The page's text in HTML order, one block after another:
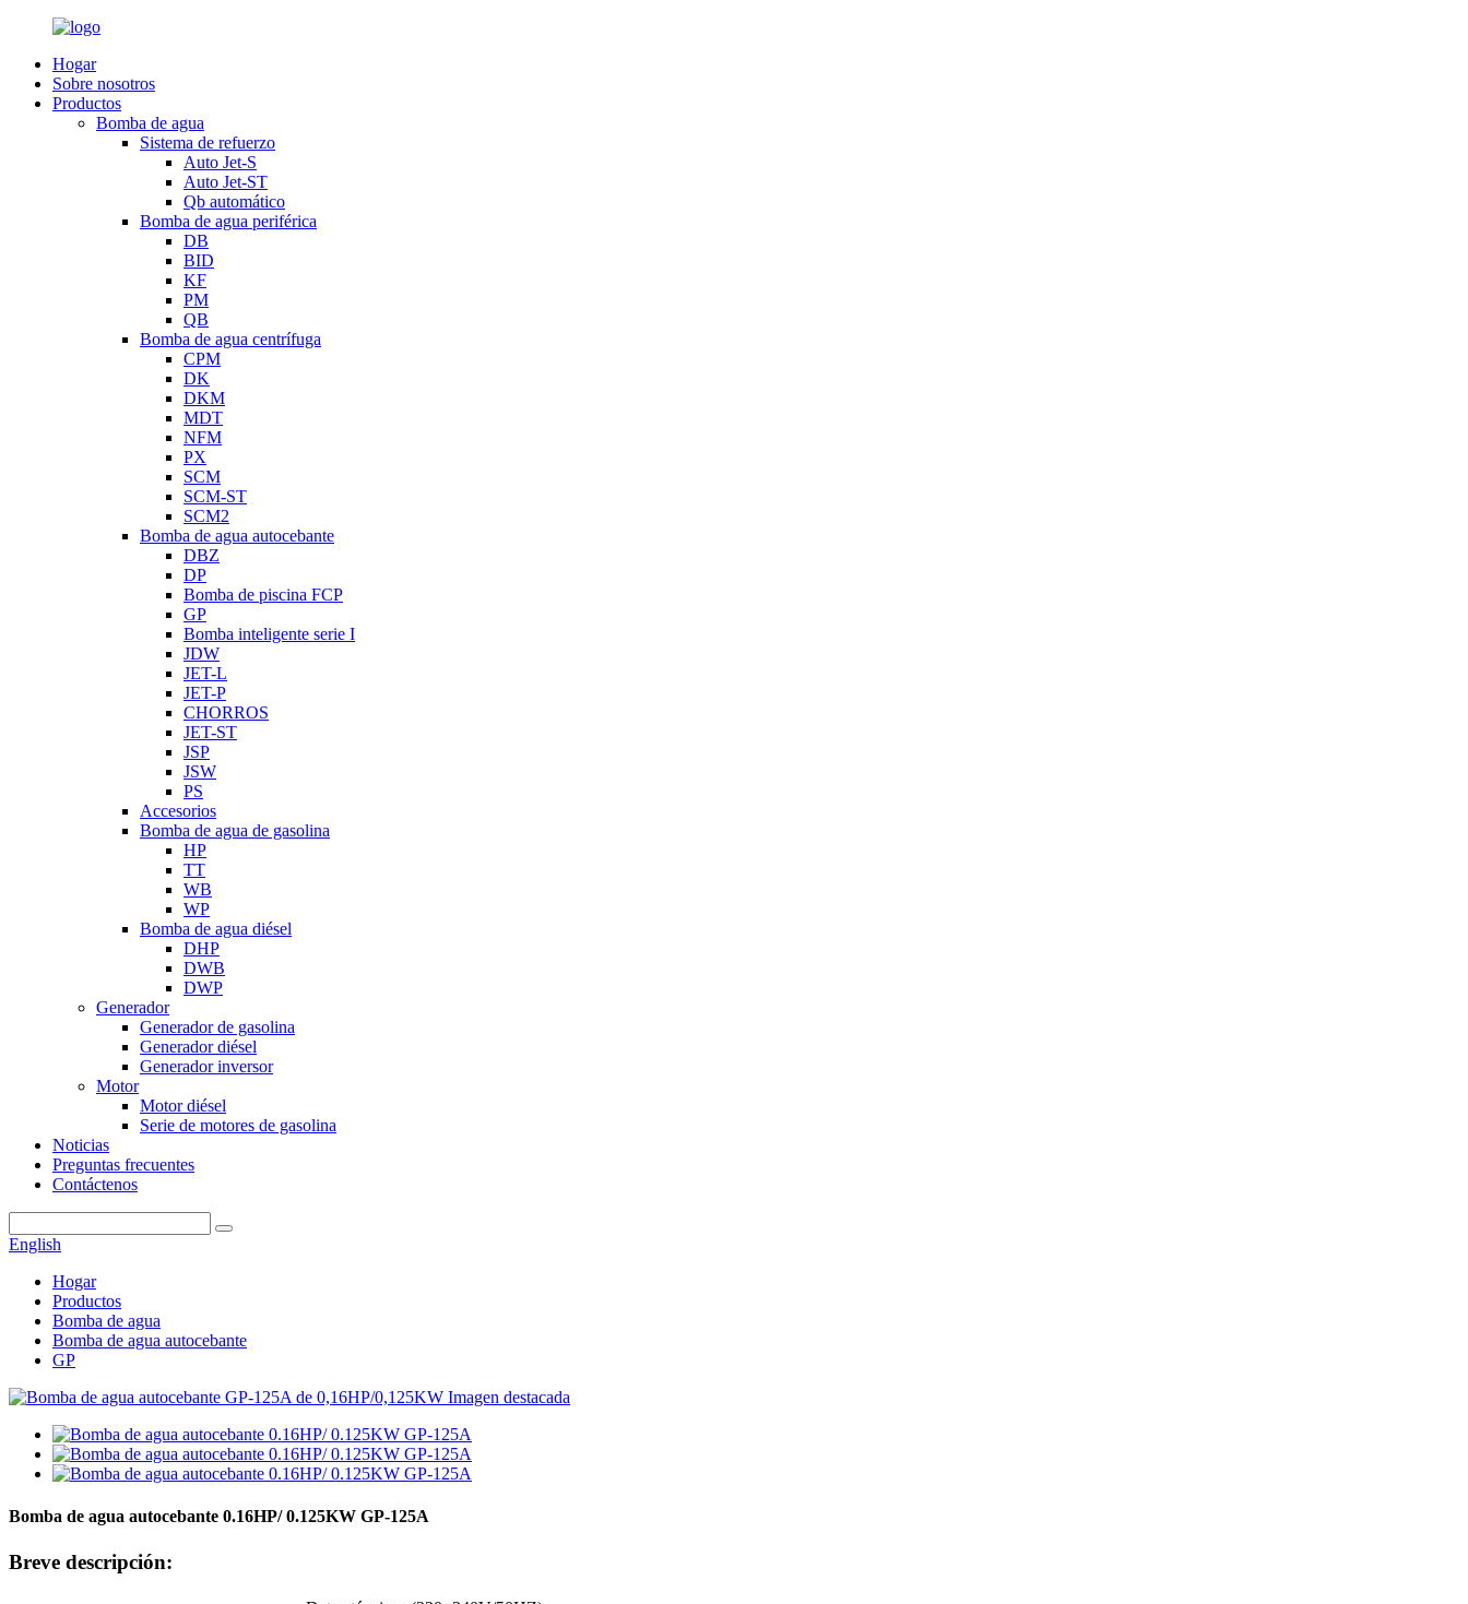
Hogar
Sobre nosotros
Productos
Bomba de agua
Sistema de refuerzo
Auto Jet-S
Auto Jet-ST
Qb automático
Bomba de agua periférica
DB
BID
KF
PM
QB
Bomba de agua centrífuga
CPM
DK
DKM
MDT
NFM
PX
SCM
SCM-ST
SCM2
Bomba de agua autocebante
DBZ
DP
Bomba de piscina FCP
GP
Bomba inteligente serie I
JDW
JET-L
JET-P
CHORROS
JET-ST
JSP
JSW
PS
Accesorios
Bomba de agua de gasolina
HP
TT
WB
WP
Bomba de agua diésel
DHP
DWB
DWP
Generador
Generador de gasolina
Generador diésel
Generador inversor
Motor
Motor diésel
Serie de motores de gasolina
Noticias
Preguntas frecuentes
Contáctenos
English
Hogar
Productos
Bomba de agua
Bomba de agua autocebante
GP
Bomba de agua autocebante 0.16HP/ 0.125KW GP-125A
Breve descripción: